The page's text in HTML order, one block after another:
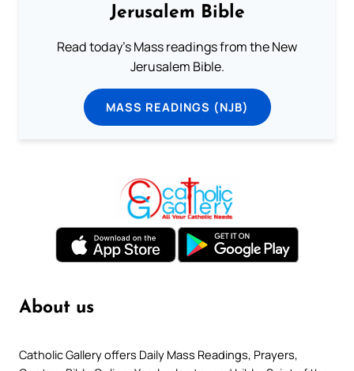
Jerusalem Bible
Read today's Mass readings from the New
Jerusalem Bible.
MASS READINGS (NJB)
About us
Catholic Gallery offers Daily Mass Readings, Prayers,